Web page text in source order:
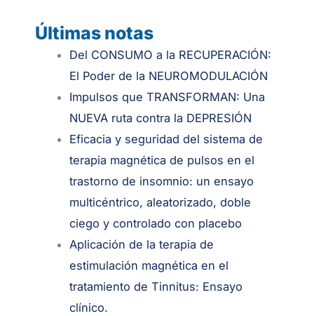
Últimas notas
.
Del CONSUMO a la RECUPERACIÓN:
El Poder de la NEUROMODULACIÓN
Impulsos que TRANSFORMAN: Una
NUEVA ruta contra la DEPRESIÓN
Eficacia y seguridad del sistema de
terapia magnética de pulsos en el
trastorno de insomnio: un ensayo
multicéntrico, aleatorizado, doble
ciego y controlado con placebo
Aplicación de la terapia de
estimulación magnética en el
tratamiento de Tinnitus: Ensayo
clínico.